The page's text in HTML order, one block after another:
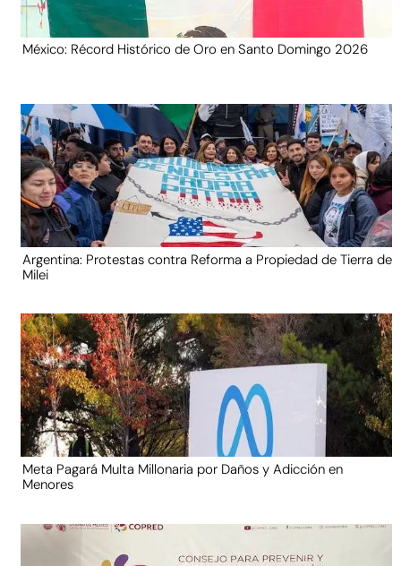
México: Récord Histórico de Oro en Santo Domingo 2026
Argentina: Protestas contra Reforma a Propiedad de Tierra de
Milei
Meta Pagará Multa Millonaria por Daños y Adicción en
Menores